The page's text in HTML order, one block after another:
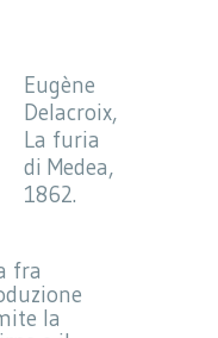
Eugène
Delacroix,
La furia
di Medea,
1862.
fra
la